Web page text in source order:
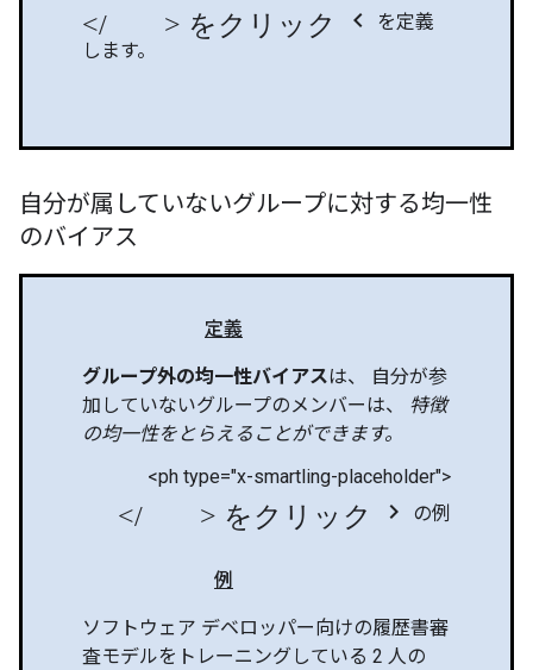
</ph> をクリック chevron_left
を定義
します。
自分が属していないグループに対する均一性
のバイアス
定義
グループ外の均一性バイアスは、 自分が参
加していないグループのメンバーは、
特徴
の均一性をとらえることができます。
<ph type="x-smartling-placeholder">
</ph> をクリック chevron_right の例
例
ソフトウェア デベロッパー向けの履歴書審
査モデルをトレーニングしている 2 人の